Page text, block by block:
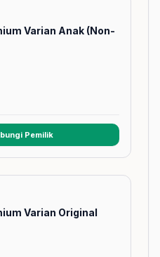
Varian Anak (Non-
Pemilik
(membuka tab baru)
Varian Original